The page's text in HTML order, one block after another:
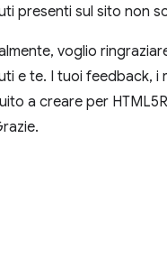
presenti sul sito non
voglio
e te. I tuoi feedback, i
a creare per